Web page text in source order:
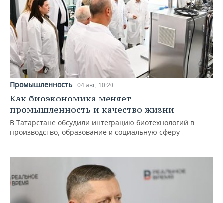
Промышленность 04 авг, 10:20
Как биоэкономика меняет
промышленность и качество жизни
В Татарстане обсудили интеграцию биотехнологий в
производство, образование и социальную сферу